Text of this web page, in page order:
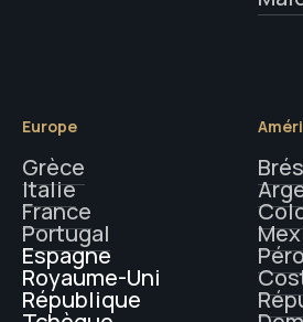
Europe
Grèce
Italie
France
Portugal
Espagne
Royaume-Uni
République